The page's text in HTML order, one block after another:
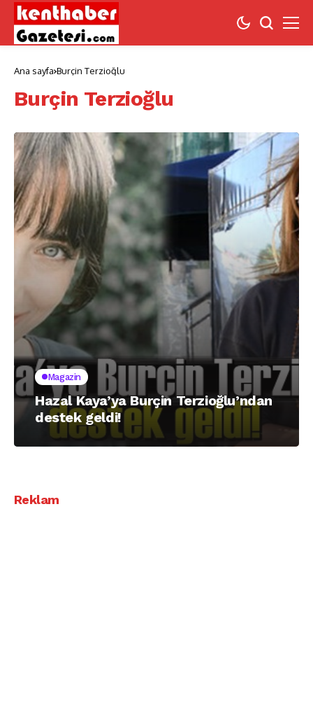
Ana sayfa Burçin Terzioğlu
Burçin Terzioğlu
Magazin
Hazal Kaya’ya Burçin Terzioğlu’ndan
destek geldi!
Reklam